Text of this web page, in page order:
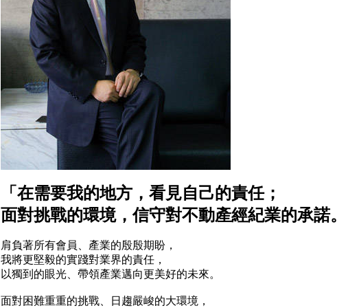
「在需要我的地方，看見自己的責任；
面對挑戰的環境，信守對不動產經紀業的承諾
肩負著所有會員、產業的殷殷期盼，
我將更堅毅的實踐對業界的責任，
以獨到的眼光、帶領產業邁向更美好的未來。
面對困難重重的挑戰、日趨嚴峻的大環境，